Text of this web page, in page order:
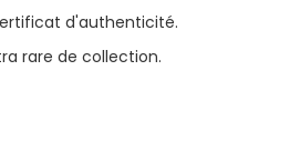
d'authenticité.
rare de collection.